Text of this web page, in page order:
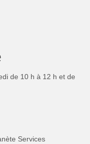
de 10 h à 12 h et de
Services